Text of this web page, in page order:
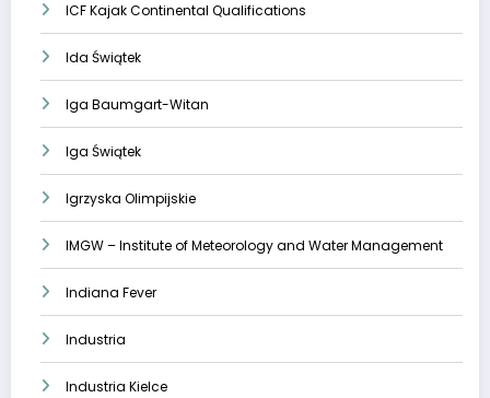
ICF Kajak Continental Qualifications
Ida Świątek
Iga Baumgart-Witan
Iga Świątek
Igrzyska Olimpijskie
IMGW – Institute of Meteorology and Water Management
Indiana Fever
Industria
Industria Kielce